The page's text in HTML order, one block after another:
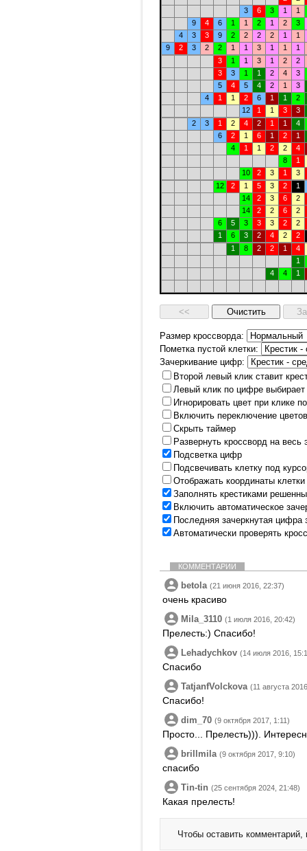
3
6 3 1
1
9
4 6 1 1 2 1 2
3
4
3 3 9 2 2 2 2 1
1
9
2 3 2 2 1 1 3 1 1
1
3
1 1 3 1 2
2
3
3 1 1 2 4
3
5
4 5 4 2 1
3
4
1 1 2 6 1 1
2
12
1 1 3
3
2
3 1 2 4 2 1 1
4
6
2 1 6 1 2
1
4
1 1 2 2
4
8
1
10
2 3 1
3
12
2 1 5 3 2
1
14
2 3 6
2
14
2 2 6
2
6
5 3 3 3 2
2
1
6 3 2 4 2
2
1
8 2 2 1
4
1
4
4 1
Размер кроссворда:
Пометка пустой клетки:
Зачеркивание цифр:
Второй левый клик ставит
Левый клик по цифре выбирает
Игнорировать цвет при клике
Включить переключение
Скрыть таймер
Развернуть кроссворд на
Подсветка цифр
Подсвечивать клетку под
Отображать координаты
Заполнять крестиками
Включить автоматическое
Последняя зачеркнутая цифра
Автоматически проверять
КОММЕНТАРИИ
betola (21 июня 2016, 22:37)
очень красиво
Mila_3110 (1 июля 2016, 20:42)
Прелесть:) Спасибо!
Lehadychkov (14 июля 2016,
Спасибо
TatjanfVolckova (11 августа
Спасибо!
dim_70 (9 октября 2017, 1:11)
Просто... Прелесть))).
brillmila (9 октября 2017, 9:10)
спасибо
Tin-tin (25 сентября 2024, 21:48)
Какая прелесть!
Чтобы оставить